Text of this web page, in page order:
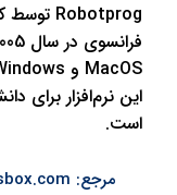
Robotprog توسط
فرانسوی در سال 2005 توسعه یافته و دارای دو نسخه
MacOS و
این نرم‌افزار برای
است.
مرجع: www.physicsbox.com